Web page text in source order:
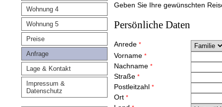
Wohnung 4
Wohnung 5
Preise
Anfrage
Lage & Kontakt
Impressum &
Datenschutz
Geben Sie Ihre gewünschten
Persönliche Daten
Anrede *
Vorname *
Nachname *
Straße *
Postleitzahl *
Ort *